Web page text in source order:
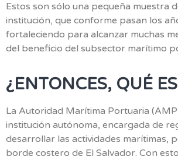
Estos son sólo una pequeña muestra
institución, que conforme pasan los
fortaleciendo para alcanzar muchas
del beneficio del subsector marítimo
¿ENTONCES, QUÉ
La Autoridad Marítima Portuaria
institución autónoma, encargada de
desarrollar las actividades marítimas,
borde costero de El Salvador. Con